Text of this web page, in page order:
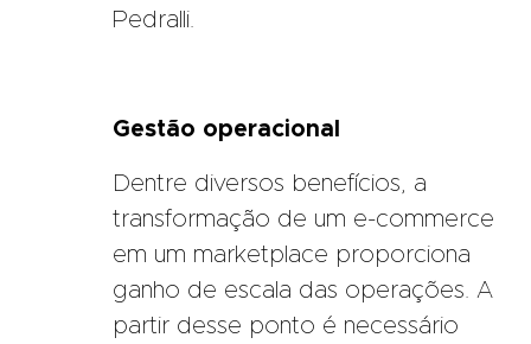
Pedralli.
Gestão operacional
Dentre diversos benefícios, a
transformação de um e-commerce
em um marketplace proporciona
ganho de escala das operações. A
partir desse ponto é necessário